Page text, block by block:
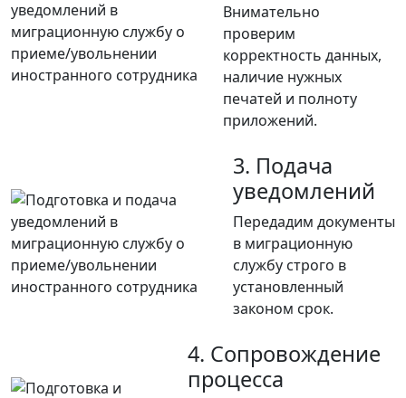
Внимательно
проверим
корректность данных,
наличие нужных
печатей и полноту
приложений.
3. Подача
уведомлений
Передадим документы
в миграционную
службу строго в
установленный
законом срок.
4. Сопровождение
процесса